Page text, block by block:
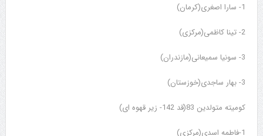
1- سارا اصغری(کرمان)
2- تینا کاظمی(مرکزی)
3- سونیا سمیعانی(مازندران)
3- بهار ساجدی(خوزستان)
کومیته متولدین 83(قد 142- زیر قهوه ای)
1-فاطمه اسدی(مرکزی)